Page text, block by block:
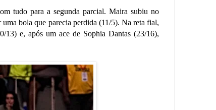
tudo para a segunda parcial. Maira subiu no
bola que parecia perdida (11/5). Na reta fial,
13) e, após um ace de Sophia Dantas (23/16),